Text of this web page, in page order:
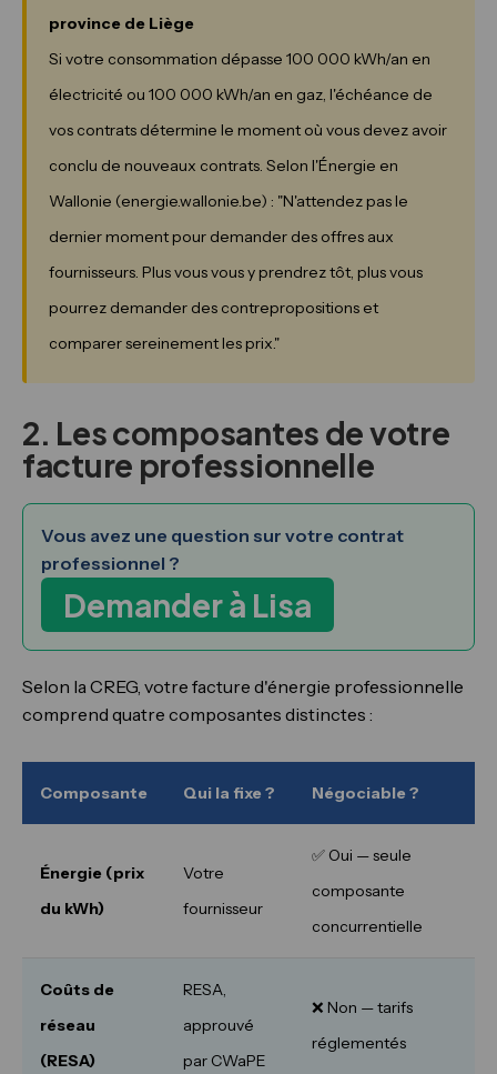
province de Liège
Si votre consommation dépasse 100 000 kWh/an en
électricité ou 100 000 kWh/an en gaz, l'échéance de
vos contrats détermine le moment où vous devez avoir
conclu de nouveaux contrats. Selon l'Énergie en
Wallonie (energie.wallonie.be) : "N'attendez pas le
dernier moment pour demander des offres aux
fournisseurs. Plus vous vous y prendrez tôt, plus vous
pourrez demander des contrepropositions et
comparer sereinement les prix."
2. Les composantes de votre
facture professionnelle
Vous avez une question sur votre contrat
professionnel ?
Demander à Lisa
Selon la CREG, votre facture d'énergie professionnelle
comprend quatre composantes distinctes :
Composante Qui la fixe ? Négociable ?
Énergie (prix
du kWh)
Votre
fournisseur
✅ Oui — seule
composante
concurrentielle
Coûts de
réseau
(RESA)
RESA,
approuvé
par CWaPE
❌ Non — tarifs
réglementés